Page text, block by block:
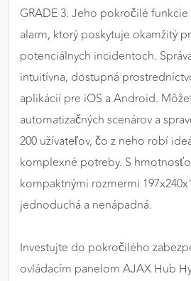
GRADE 3. Jeho pokročilé funkcie
alarm, ktorý poskytuje okamžitý
potenciálnych incidentoch.
intuitívna, dostupná
aplikácií pre iOS a Android.
automatizačných scenárov a
200 užívateľov, čo z neho robí
komplexné potreby. S
kompaktnými rozmermi
jednoduchá a nenápadná.
Investujte do pokročilého
ovládacím panelom AJAX Hub